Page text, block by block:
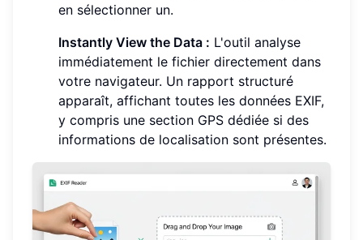
en sélectionner un.
Instantly View the Data : L'outil analyse
immédiatement le fichier directement dans
votre navigateur. Un rapport structuré
apparaît, affichant toutes les données EXIF,
y compris une section GPS dédiée si des
informations de localisation sont présentes.